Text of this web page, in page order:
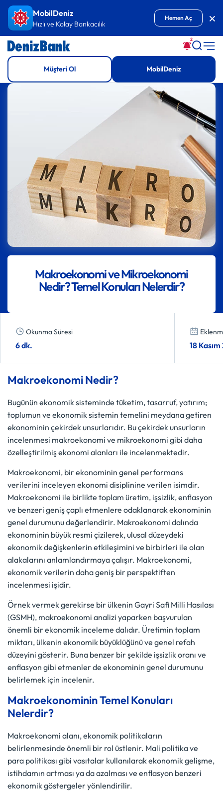
İçeriğe GitMobilDeniz
Hızlı ve Kolay Bankacılık
Hemen Aç
2
Müşteri Ol MobilDeniz
Makroekonomi ve Mikroekonomi
Nedir? Temel Konuları Nelerdir?
Okunma Süresi
6 dk. 18
Makroekonomi Nedir?
Bugünün ekonomik sisteminde tüketim, tasarruf, yatırım;
toplumun ve ekonomik sistemin temelini meydana getiren
ekonominin çekirdek unsurlarıdır. Bu çekirdek unsurların
incelenmesi makroekonomi ve mikroekonomi gibi daha
özelleştirilmiş ekonomi alanları ile incelenmektedir.
Makroekonomi, bir ekonominin genel performans
verilerini inceleyen ekonomi disiplinine verilen isimdir.
Makroekonomi ile birlikte toplam üretim, işsizlik, enflasyon
ve benzeri geniş çaplı etmenlere odaklanarak ekonominin
genel durumunu değerlendirir. Makroekonomi dalında
ekonominin büyük resmi çizilerek, ulusal düzeydeki
ekonomik değişkenlerin etkileşimini ve birbirleri ile olan
alakalarını anlamlandırmaya çalışır. Makroekonomi,
ekonomik verilerin daha geniş bir perspektiften
incelenmesi işidir.
Örnek vermek gerekirse bir ülkenin Gayri Safi Milli Hasılası
(GSMH), makroekonomi analizi yaparken başvurulan
önemli bir ekonomik inceleme dalıdır. Üretimin toplam
miktarı, ülkenin ekonomik büyüklüğünü ve genel refah
düzeyini gösterir. Buna benzer bir şekilde işsizlik oranı ve
enflasyon gibi etmenler de ekonominin genel durumunu
belirlemek için incelenir.
Makroekonominin Temel Konuları
Nelerdir?
Makroekonomi alanı, ekonomik politikaların
belirlenmesinde önemli bir rol üstlenir. Mali politika ve
para politikası gibi vasıtalar kullanılarak ekonomik gelişme,
istihdamın artması ya da azalması ve enflasyon benzeri
ekonomik göstergeler yönlendirilir.